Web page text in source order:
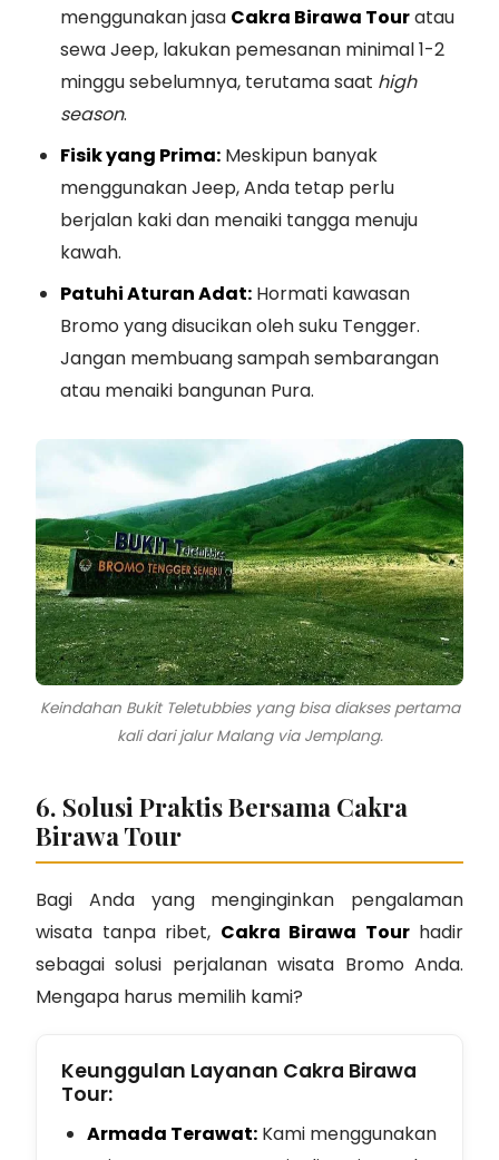
menggunakan jasa Cakra Birawa Touratau
sewa Jeep, lakukan pemesanan minimal 1-2
minggu sebelumnya, terutama saat high
season.
Fisik yang Prima: Meskipun banyak
menggunakan Jeep, Anda tetap perlu
berjalan kaki dan menaiki tangga menuju
kawah.
Patuhi Aturan Adat: Hormati kawasan
Bromo yang disucikan oleh suku Tengger.
Jangan membuang sampah sembarangan
atau menaiki bangunan Pura.
Keindahan Bukit Teletubbies yang bisa diakses pertama
kali dari jalur Malang via Jemplang.
6. Solusi Praktis Bersama Cakra
Birawa Tour
Bagi Anda yang menginginkan pengalaman
wisata tanpa ribet, Cakra Birawa Tourhadir
sebagai solusi perjalanan wisata Bromo Anda.
Mengapa harus memilih kami?
Keunggulan Layanan Cakra Birawa
Tour:
Armada Terawat:Kami menggunakan